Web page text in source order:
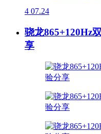
4 07.24
骁龙865+120Hz
享